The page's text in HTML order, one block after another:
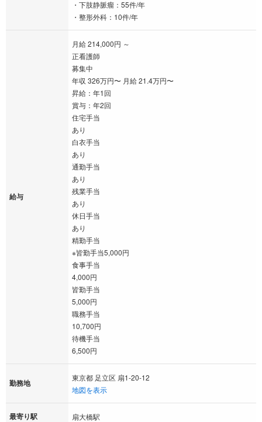
・下肢静脈瘤：55件/年
・整形外科：10件/年
給与
月給 214,000円 ～
正看護師
募集中
年収 326万円〜 月給 21.4万円〜
昇給：年1回
賞与：年2回
住宅手当
あり
白衣手当
あり
通勤手当
あり
残業手当
あり
休日手当
あり
精勤手当
※皆勤手当5,000円
食事手当
4,000円
皆勤手当
5,000円
職務手当
10,700円
待機手当
6,500円
勤務地
東京都 足立区 扇1-20-12
地図を表示
最寄り駅 扇大橋駅